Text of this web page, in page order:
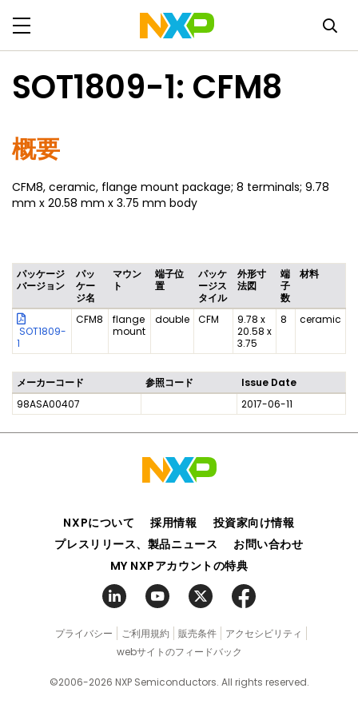
SOT1809-1: CFM8
概要
CFM8, ceramic, flange mount package; 8 terminals; 9.78
mm x 20.58 mm x 3.75 mm body
パッケージ
バージョン
パッ
ケー
ジ名
マウン
ト
端子位
置
パッケ
ージス
タイル
外形寸
法図
端
子
数
材料
SOT1809-
1
CFM8
flange
mount
double CFM
9.78 x
20.58 x
3.75
8 ceramic
メーカーコード 参照コード
Issue Date
98ASA00407
2017-06-11
NXPについて 採用情報
投資家向け情報
プレスリリース、製品ニュース
お問い合わせ
MY NXPアカウントの特典
プライバシー ご利用規約 販売条件
アクセシビリティ
webサイトのフィードバック
©2006-2026 NXP Semiconductors. All rights reserved.